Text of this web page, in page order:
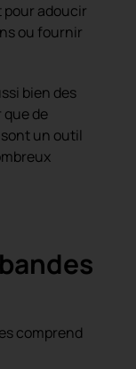
pour adoucir
ou fournir
bien des
que de
un outil
comprend